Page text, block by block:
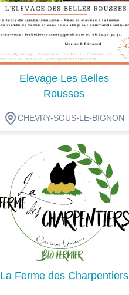
Elevage Les Belles
Rousses
CHEVRY-SOUS-LE-BIGNON
Dégustation
La Ferme des Charpentiers